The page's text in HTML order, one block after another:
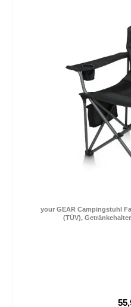
your GEAR Campingstuhl
(TÜV),